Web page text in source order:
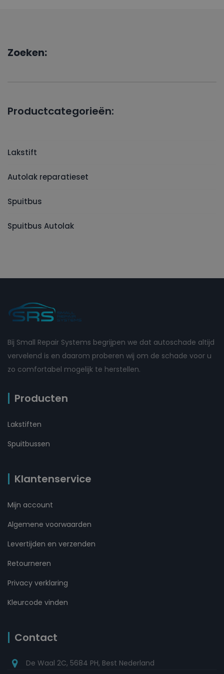
Zoeken:
Productcategorieën:
Lakstift
Autolak reparatieset
Spuitbus
Spuitbus Autolak
Bij Small Repair Systems begrijpen we dat autoschade altijd
vervelend is en daarom proberen wij om de schade voor u
zo comfortabel mogelijk te herstellen.
Producten
Lakstiften
Spuitbussen
Klantenservice
Mijn account
Algemene voorwaarden
Levertijden en verzenden
Retourneren
Privacy verklaring
Kleurcode vinden
Contact
De Waal 2C, 5684 PH, Best Nederland